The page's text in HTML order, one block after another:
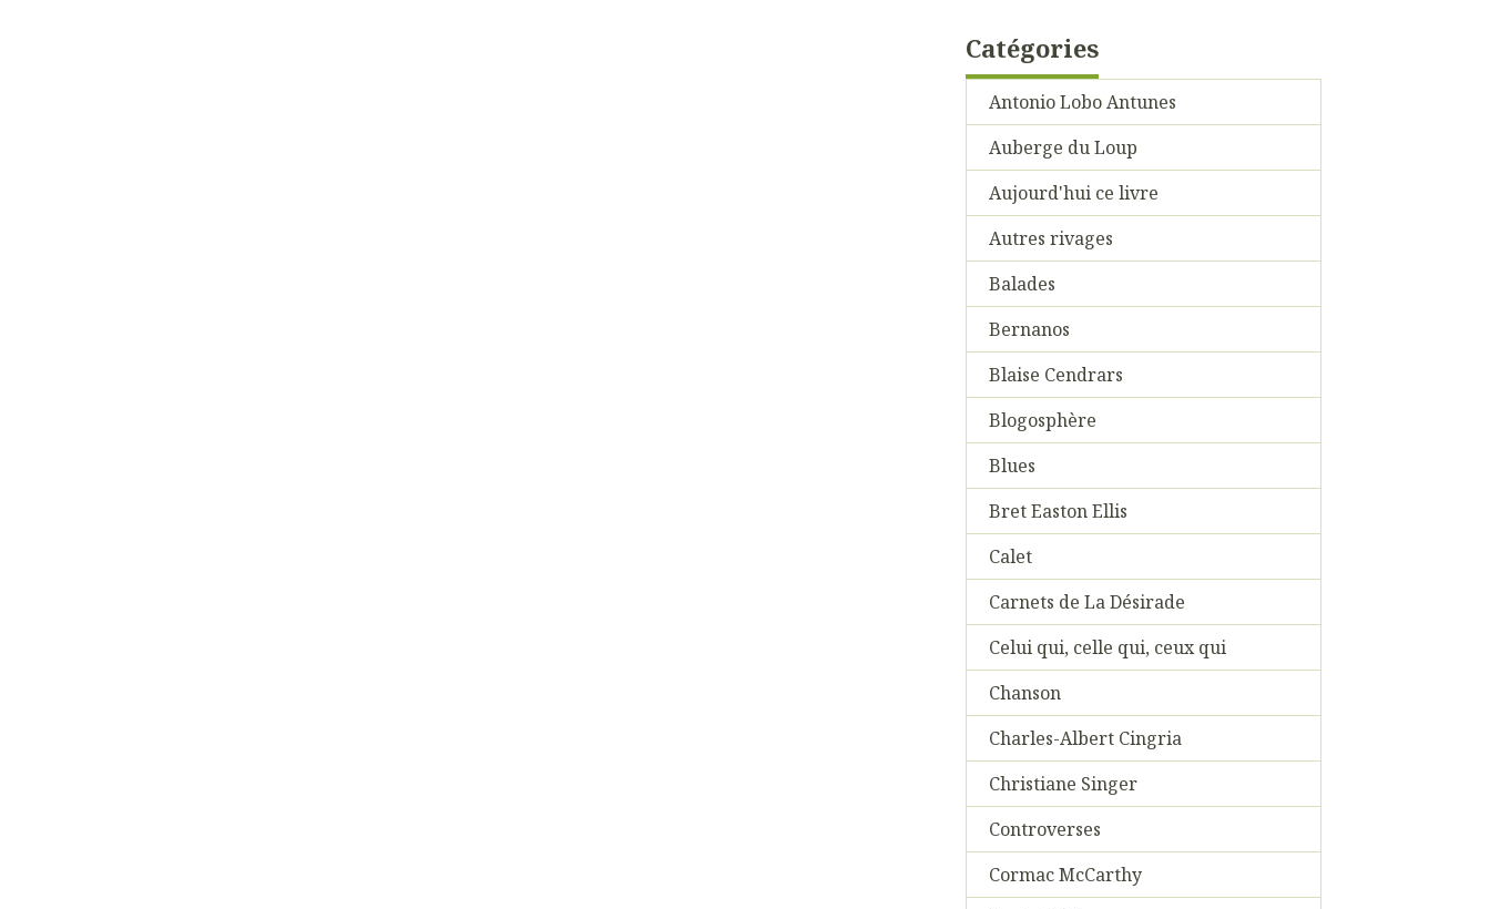
Catégories
Antonio Lobo Antunes
Auberge du Loup
Aujourd'hui ce livre
Autres rivages
Balades
Bernanos
Blaise Cendrars
Blogosphère
Blues
Bret Easton Ellis
Calet
Carnets de La Désirade
Celui qui, celle qui, ceux qui
Chanson
Charles-Albert Cingria
Christiane Singer
Controverses
Cormac McCarthy